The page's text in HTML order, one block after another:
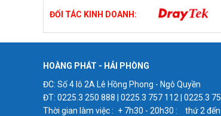
ĐỐI TÁC KINH DOANH:
HOÀNG PHÁT - HẢI PHÒNG
ĐC: Số 4 lô 2A Lê Hồng Phong - Ngô Quyền
ĐT: 0225.3 250 888 | 0225.3 757 112 | 0225.3
Thời gian làm việc : + 7h30 - 20h30 :
thứ 2